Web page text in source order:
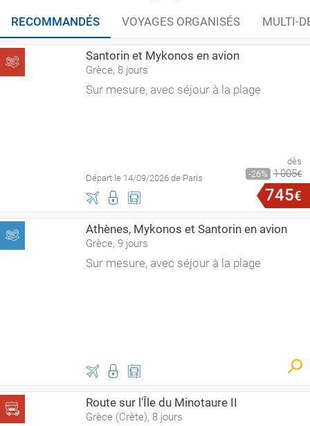
RECOMMANDÉS VOYAGES ORGANISÉS MULTI-
Santorin et Mykonos en avion
Grèce, 8 jours
Sur mesure, avec séjour à la plage
Départ le 14/09/2026 de Paris
dès
26
1005€
745€
Athènes, Mykonos et Santorin en avion
Grèce, 9 jours
Sur mesure, avec séjour à la plage
Route sur l'Île du Minotaure II
Grèce (Crète), 8 jours